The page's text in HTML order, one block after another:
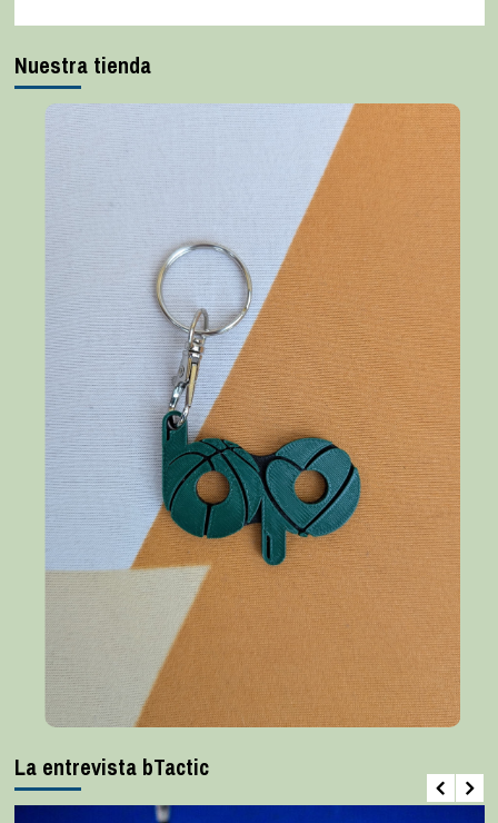
Nuestra tienda
La entrevista bTactic